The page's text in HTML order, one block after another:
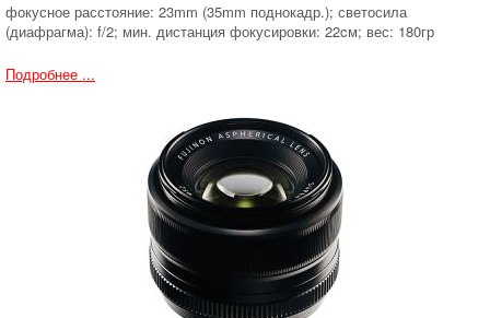
фокусное расстояние: 23mm (35mm поднокадр.); светосила
(диафрагма): f/2; мин. дистанция фокусировки: 22cм; вес: 180гр
Подробнее ...